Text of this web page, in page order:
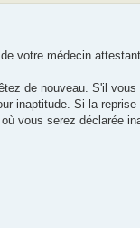
votre médecin
de nouveau. S'il
inaptitude. Si la
vous serez déclarée